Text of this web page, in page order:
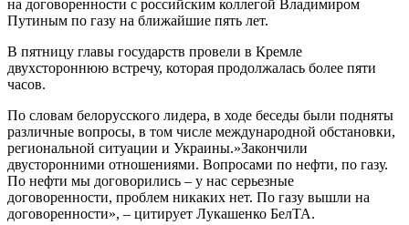
на договоренности с российским коллегой Владимиром
Путиным по газу на ближайшие пять лет.
В пятницу главы государств провели в Кремле
двухстороннюю встречу, которая продолжалась более пяти
часов.
По словам белорусского лидера, в ходе беседы были подняты
различные вопросы, в том числе международной обстановки,
региональной ситуации и Украины.»Закончили
двусторонними отношениями. Вопросами по нефти, по газу.
По нефти мы договорились – у нас серьезные
договоренности, проблем никаких нет. По газу вышли на
договоренности», – цитирует Лукашенко БелТА.